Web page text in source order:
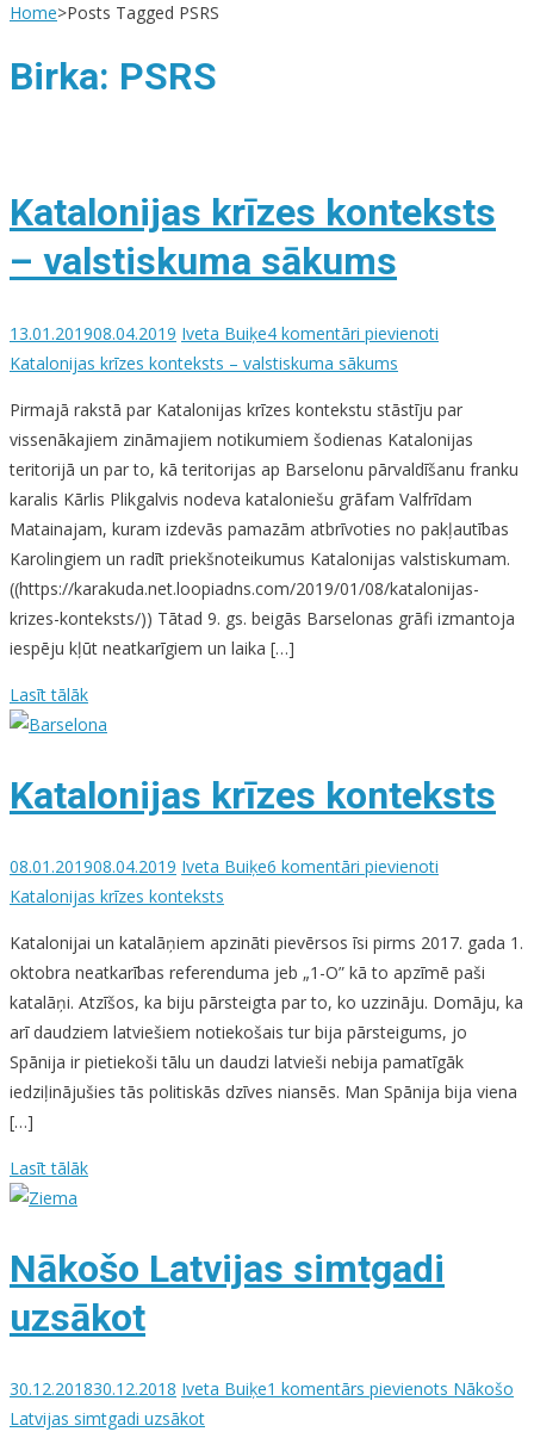
Home>Posts Tagged PSRS
Birka: PSRS
Katalonijas krīzes konteksts
– valstiskuma sākums
13.01.201908.04.2019 Iveta Buiķe4 komentāri pievienoti
Katalonijas krīzes konteksts – valstiskuma sākums
Pirmajā rakstā par Katalonijas krīzes kontekstu stāstīju par
vissenākajiem zināmajiem notikumiem šodienas Katalonijas
teritorijā un par to, kā teritorijas ap Barselonu pārvaldīšanu franku
karalis Kārlis Plikgalvis nodeva kataloniešu grāfam Valfrīdam
Matainajam, kuram izdevās pamazām atbrīvoties no pakļautības
Karolingiem un radīt priekšnoteikumus Katalonijas valstiskumam.
((https://karakuda.net.loopiadns.com/2019/01/08/katalonijas-
krizes-konteksts/)) Tātad 9. gs. beigās Barselonas grāfi izmantoja
iespēju kļūt neatkarīgiem un laika […]
Lasīt tālāk
Katalonijas krīzes konteksts
08.01.201908.04.2019 Iveta Buiķe6 komentāri pievienoti
Katalonijas krīzes konteksts
Katalonijai un katalāņiem apzināti pievērsos īsi pirms 2017. gada 1.
oktobra neatkarības referenduma jeb „1-O” kā to apzīmē paši
katalāņi. Atzīšos, ka biju pārsteigta par to, ko uzzināju. Domāju, ka
arī daudziem latviešiem notiekošais tur bija pārsteigums, jo
Spānija ir pietiekoši tālu un daudzi latvieši nebija pamatīgāk
iedziļinājušies tās politiskās dzīves niansēs. Man Spānija bija viena
[…]
Lasīt tālāk
Nākošo Latvijas simtgadi
uzsākot
30.12.201830.12.2018 Iveta Buiķe1 komentārs pievienots Nākošo
Latvijas simtgadi uzsākot